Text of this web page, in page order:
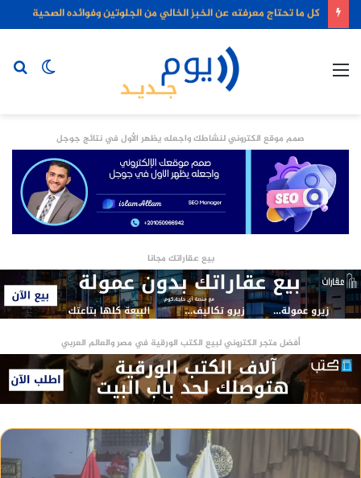
كل ما تحتاج معرفته عن الخبز الخالي من الجلوتين وفوائده الصحية
الوضع
صمم موقع الكتروني لنشاطك واجعله يظهر الأول في نتائج جوجل
بيع عقاراتك مجانا
أفضل متجر الكتروني لبيع الكتب الورقية في مصر والعالم العربي